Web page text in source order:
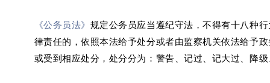
《公务员法》 规定公务员应当遵纪守法，不得有十八种
律责任的，依照本法给予处分或者由监察机关依法给予政
或受到相应处分， 处分分为：警告、记过、记大过、降